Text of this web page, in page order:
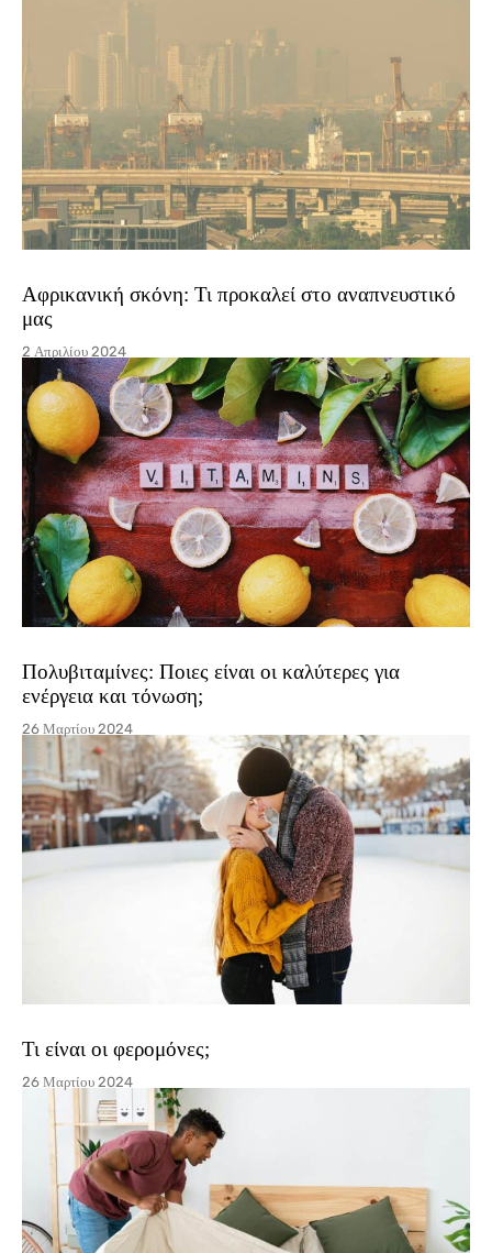
Αφρικανική σκόνη: Τι προκαλεί στο αναπνευστικό
μας
2 Απριλίου 2024
Πολυβιταμίνες: Ποιες είναι οι καλύτερες για
ενέργεια και τόνωση;
26 Μαρτίου 2024
Τι είναι οι φερομόνες;
26 Μαρτίου 2024